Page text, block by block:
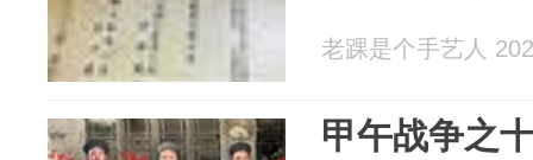
老踝是个手艺人
甲午战争之